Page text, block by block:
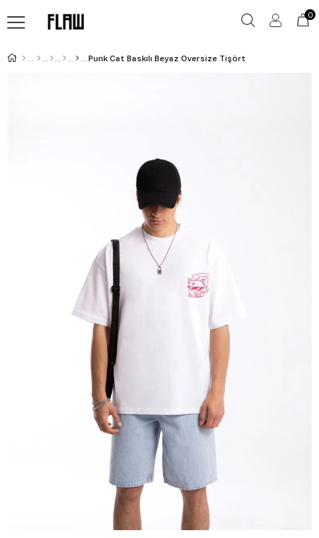
0
Punk Cat Baskılı Beyaz Oversize Tişört